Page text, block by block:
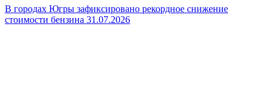
В городах Югры зафиксировано рекордное снижение
стоимости бензина 31.07.2026